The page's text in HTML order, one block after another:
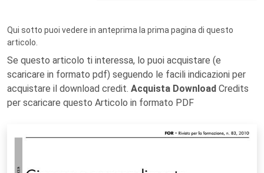
Qui sotto puoi vedere in anteprima la prima pagina di questo
articolo.
Se questo articolo ti interessa, lo puoi acquistare (e
scaricare in formato pdf) seguendo le facili indicazioni per
acquistare il download credit. Acquista Download Credits
per scaricare questo Articolo in formato PDF